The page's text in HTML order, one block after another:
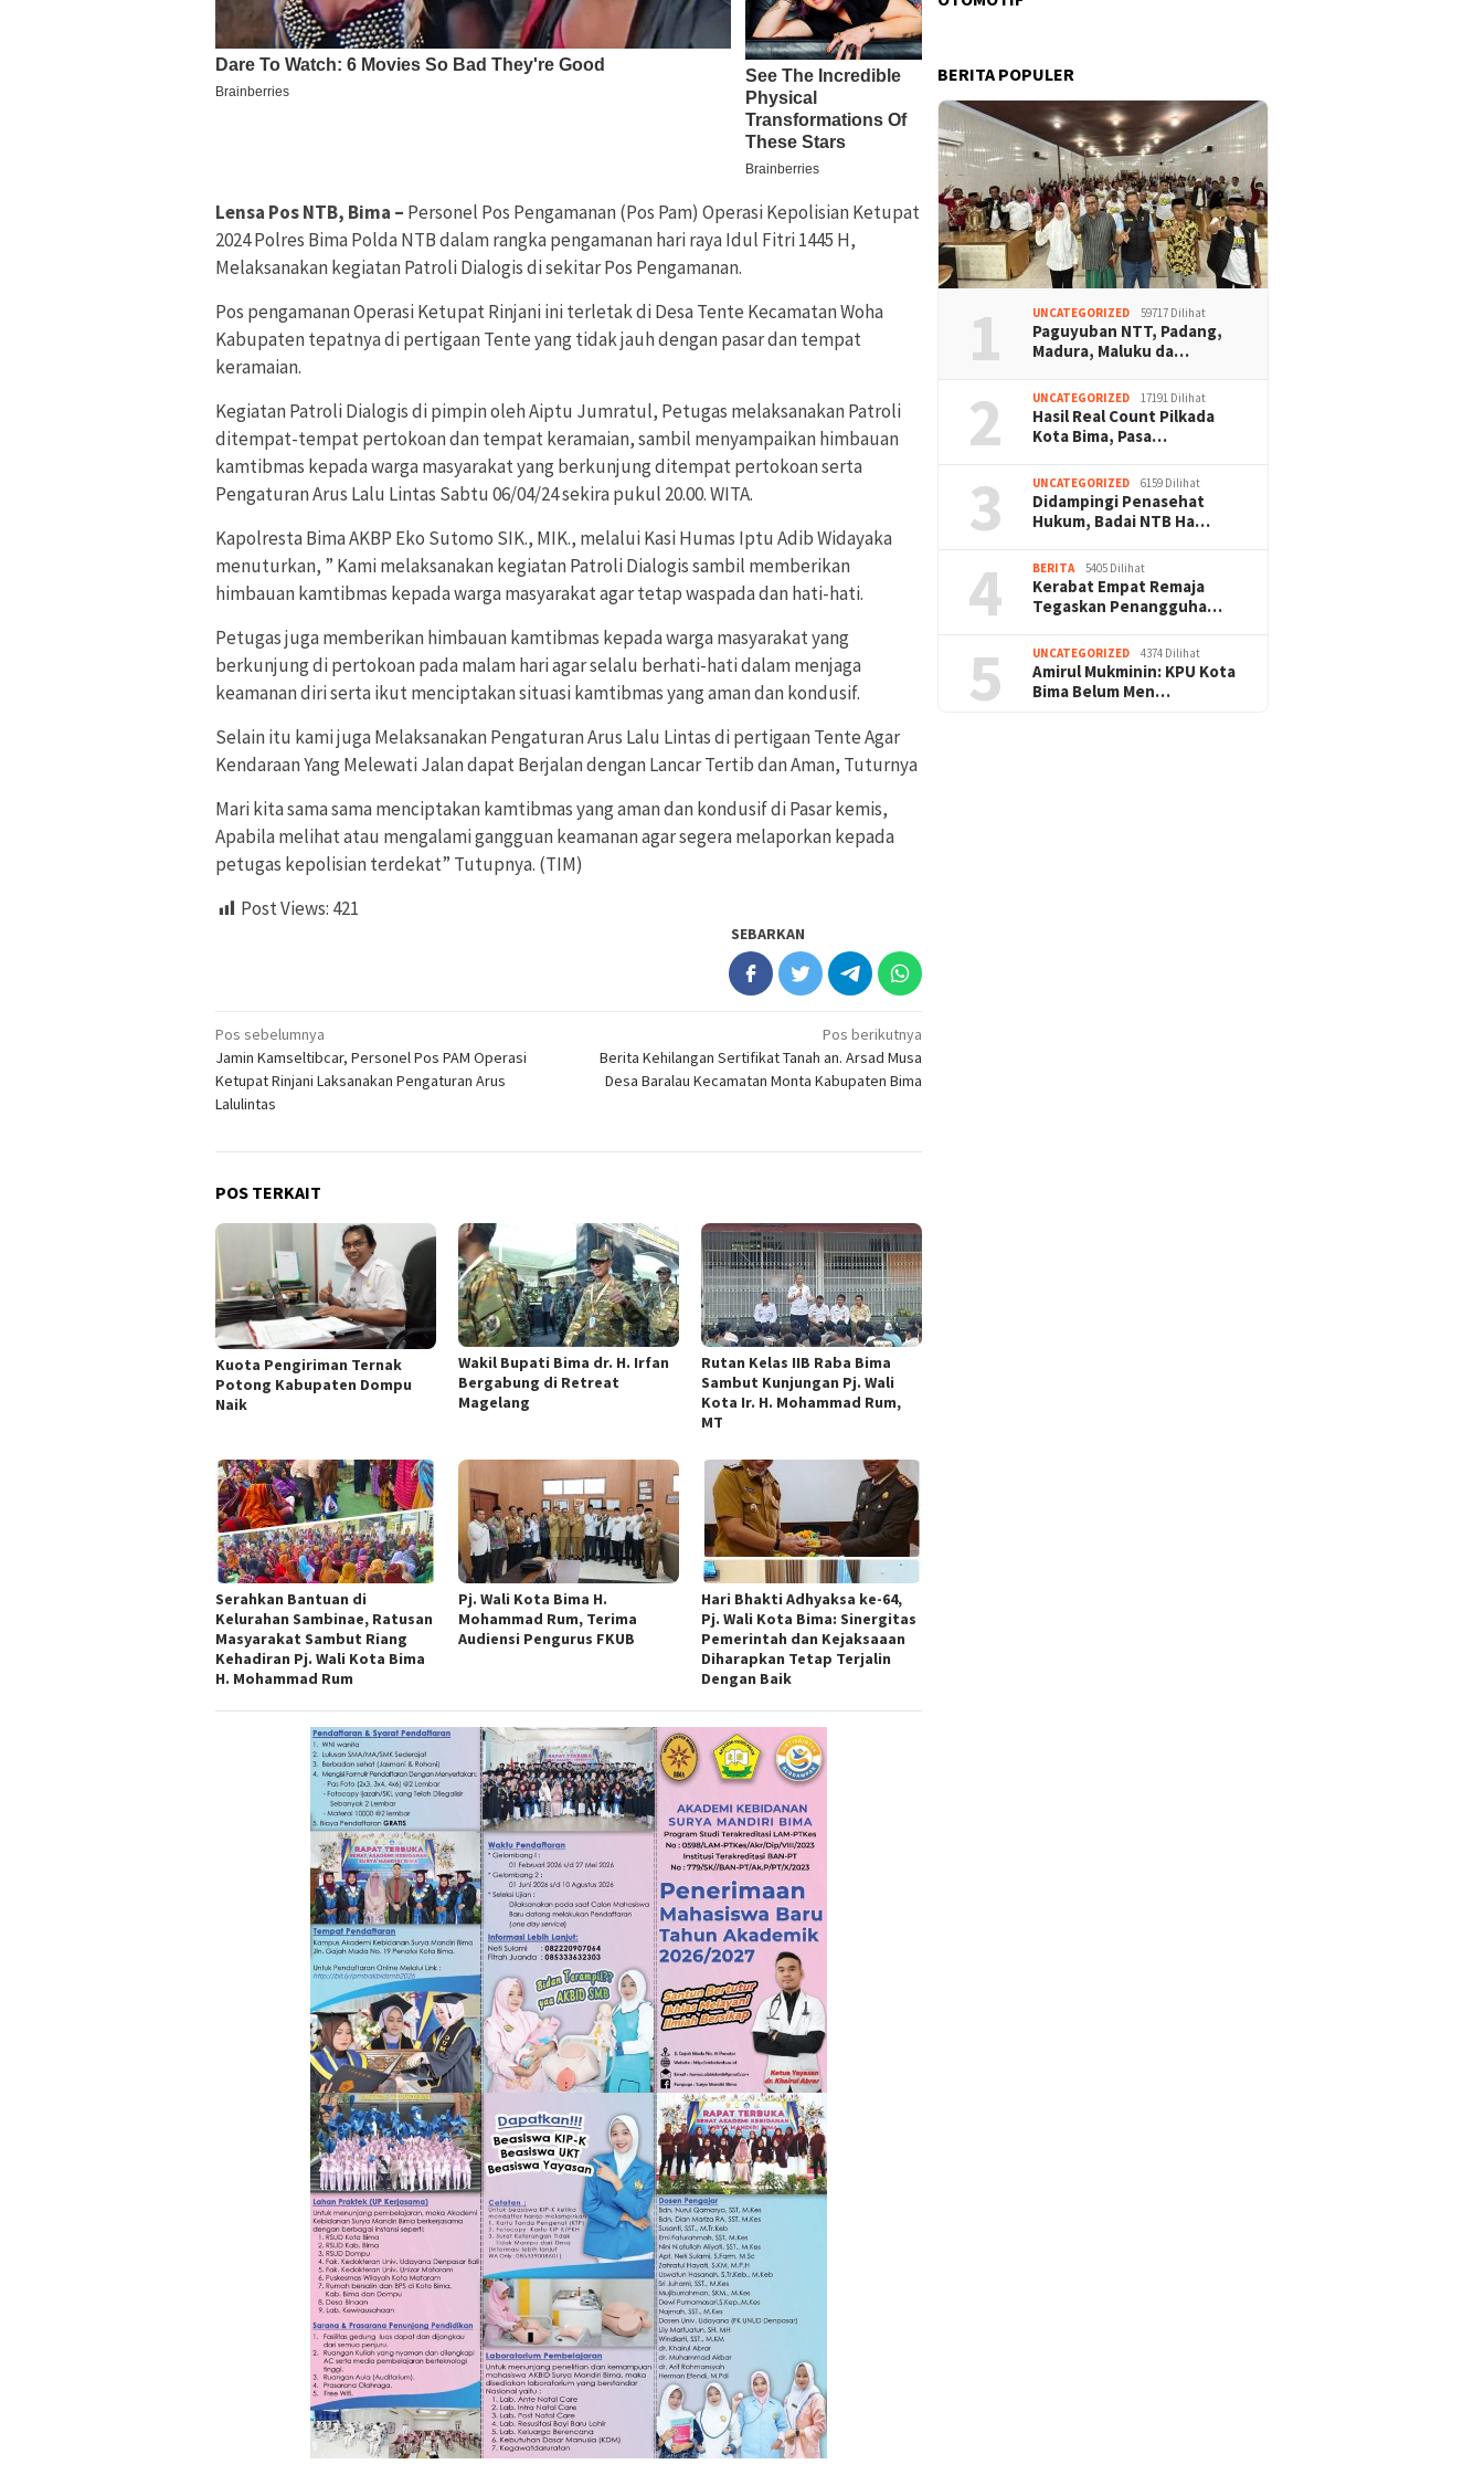
Lensa Pos NTB, Bima – Personel Pos Pengamanan (Pos Pam) Operasi Kepolisian Ketupat
2024 Polres Bima Polda NTB dalam rangka pengamanan hari raya Idul Fitri 1445 H,
Melaksanakan kegiatan Patroli Dialogis di sekitar Pos Pengamanan.
Pos pengamanan Operasi Ketupat Rinjani ini terletak di Desa Tente Kecamatan Woha
Kabupaten tepatnya di pertigaan Tente yang tidak jauh dengan pasar dan tempat
keramaian.
Kegiatan Patroli Dialogis di pimpin oleh Aiptu Jumratul, Petugas melaksanakan Patroli
ditempat-tempat pertokoan dan tempat keramaian, sambil menyampaikan himbauan
kamtibmas kepada warga masyarakat yang berkunjung ditempat pertokoan serta
Pengaturan Arus Lalu Lintas Sabtu 06/04/24 sekira pukul 20.00. WITA.
Kapolresta Bima AKBP Eko Sutomo SIK., MIK., melalui Kasi Humas Iptu Adib Widayaka
menuturkan, ” Kami melaksanakan kegiatan Patroli Dialogis sambil memberikan
himbauan kamtibmas kepada warga masyarakat agar tetap waspada dan hati-hati.
Petugas juga memberikan himbauan kamtibmas kepada warga masyarakat yang
berkunjung di pertokoan pada malam hari agar selalu berhati-hati dalam menjaga
keamanan diri serta ikut menciptakan situasi kamtibmas yang aman dan kondusif.
Selain itu kami juga Melaksanakan Pengaturan Arus Lalu Lintas di pertigaan Tente Agar
Kendaraan Yang Melewati Jalan dapat Berjalan dengan Lancar Tertib dan Aman, Tuturnya
Mari kita sama sama menciptakan kamtibmas yang aman dan kondusif di Pasar kemis,
Apabila melihat atau mengalami gangguan keamanan agar segera melaporkan kepada
petugas kepolisian terdekat” Tutupnya. (TIM)
Post Views: 421
SEBARKAN
Navigasi
pos
Pos sebelumnya
Jamin Kamseltibcar, Personel Pos PAM Operasi
Ketupat Rinjani Laksanakan Pengaturan Arus
Lalulintas
Pos berikutnya
Berita Kehilangan Sertifikat Tanah an. Arsad Musa
Desa Baralau Kecamatan Monta Kabupaten Bima
POS TERKAIT
Kuota Pengiriman Ternak
Potong Kabupaten Dompu
Naik
Wakil Bupati Bima dr. H. Irfan
Bergabung di Retreat
Magelang
Rutan Kelas IIB Raba Bima
Sambut Kunjungan Pj. Wali
Kota Ir. H. Mohammad Rum,
MT
Serahkan Bantuan di
Kelurahan Sambinae, Ratusan
Masyarakat Sambut Riang
Kehadiran Pj. Wali Kota Bima
H. Mohammad Rum
Pj. Wali Kota Bima H.
Mohammad Rum, Terima
Audiensi Pengurus FKUB
Hari Bhakti Adhyaksa ke-64,
Pj. Wali Kota Bima: Sinergitas
Pemerintah dan Kejaksaaan
Diharapkan Tetap Terjalin
Dengan Baik
BERITA POPULER
1 UNCATEGORIZED 59717 Dilihat
Paguyuban NTT, Padang,
Madura, Maluku da…
2 UNCATEGORIZED 17191 Dilihat
Hasil Real Count Pilkada
Kota Bima, Pasa…
3 UNCATEGORIZED 6159 Dilihat
Didampingi Penasehat
Hukum, Badai NTB Ha…
4 BERITA 5405 Dilihat
Kerabat Empat Remaja
Tegaskan Penangguha…
5 UNCATEGORIZED 4374 Dilihat
Amirul Mukminin: KPU Kota
Bima Belum Men…